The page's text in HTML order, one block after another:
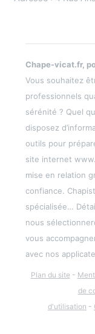
Chape-vicat.fr,
Vous souhaitez
professionnels
sérénité ? Quel
disposez
outils pour
site internet
mise en relation
confiance.
spécialisée…
nous
vous
avec nos
Plan du site -
de
d'utilisation -